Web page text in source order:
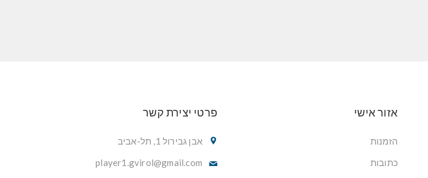
אזור אישי
הזמנות
כתובות
פרטי יצירת קשר
אבן גבירול 1, תל-אביב
player1.gvirol@gmail.com